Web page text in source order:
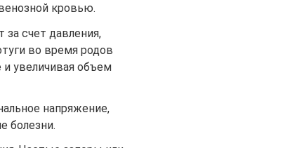
кровью.
счет давления,
во время родов
увеличивая объем
напряжение,
болезни.